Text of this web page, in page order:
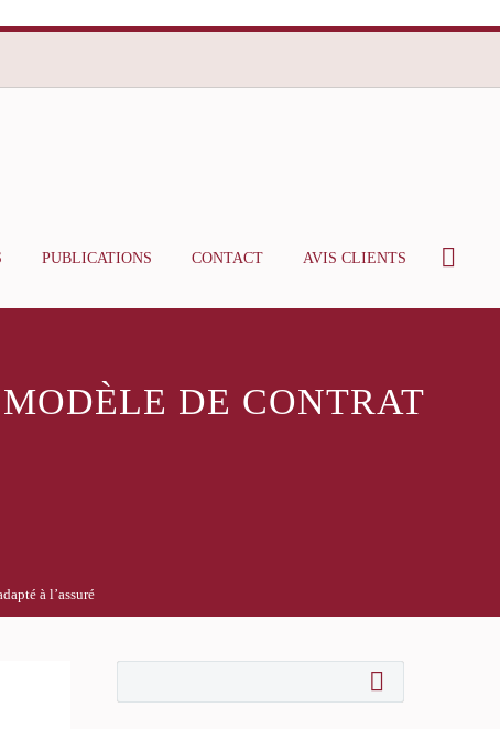
PUBLICATIONS CONTACT AVIS CLIENTS
DE CONTRAT
à l’assuré